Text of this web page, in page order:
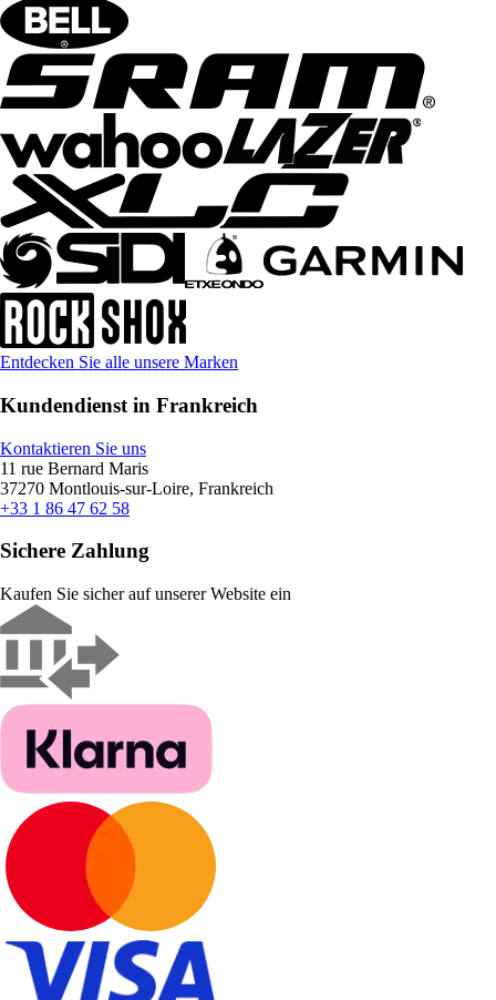
Entdecken Sie alle unsere Marken
Kundendienst in Frankreich
Kontaktieren Sie uns
11 rue Bernard Maris
37270 Montlouis-sur-Loire, Frankreich
+33 1 86 47 62 58
Sichere Zahlung
Kaufen Sie sicher auf unserer Website ein